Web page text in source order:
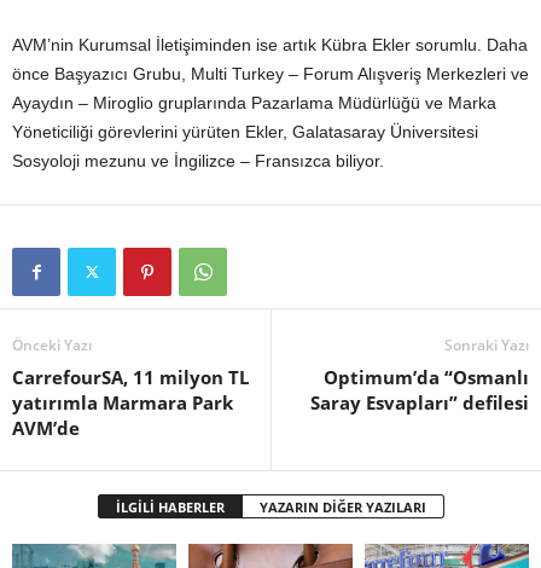
AVM’nin Kurumsal İletişiminden ise artık Kübra Ekler sorumlu. Daha
önce Başyazıcı Grubu, Multi Turkey – Forum Alışveriş Merkezleri ve
Ayaydın – Miroglio gruplarında Pazarlama Müdürlüğü ve Marka
Yöneticiliği görevlerini yürüten Ekler, Galatasaray Üniversitesi
Sosyoloji mezunu ve İngilizce – Fransızca biliyor.
Önceki Yazı
CarrefourSA, 11 milyon TL
yatırımla Marmara Park
AVM’de
Sonraki Yazı
Optimum’da “Osmanlı
Saray Esvapları” defilesi
İLGİLİ HABERLER YAZARIN DİĞER YAZILARI